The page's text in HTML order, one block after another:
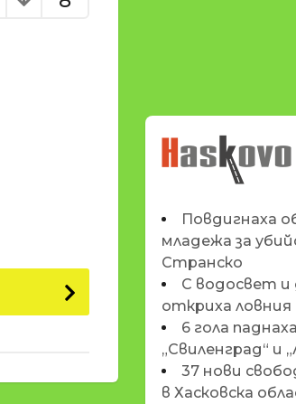
НОВИНИТЕ
Повдигнаха
младежа за
Странско
С водосвет и
откриха ловния
6 гола
„Свиленград“ и
37 нови
в Хасковска